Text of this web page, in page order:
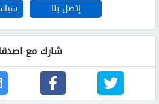
إتصل بنا
شارك مع